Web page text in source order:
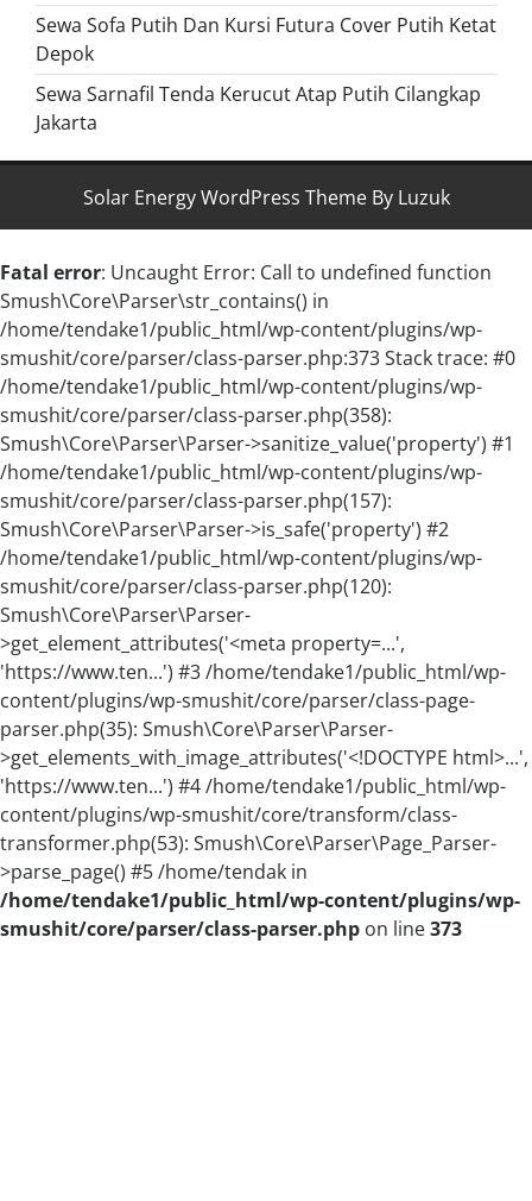
Sewa Sofa Putih Dan Kursi Futura Cover Putih Ketat
Depok
Sewa Sarnafil Tenda Kerucut Atap Putih Cilangkap
Jakarta
Solar Energy WordPress Theme By Luzuk
Fatal error: Uncaught Error: Call to undefined function
Smush\Core\Parser\str_contains() in
/home/tendake1/public_html/wp-content/plugins/wp-
smushit/core/parser/class-parser.php:373 Stack trace: #0
/home/tendake1/public_html/wp-content/plugins/wp-
smushit/core/parser/class-parser.php(358):
Smush\Core\Parser\Parser->sanitize_value('property') #1
/home/tendake1/public_html/wp-content/plugins/wp-
smushit/core/parser/class-parser.php(157):
Smush\Core\Parser\Parser->is_safe('property') #2
/home/tendake1/public_html/wp-content/plugins/wp-
smushit/core/parser/class-parser.php(120):
Smush\Core\Parser\Parser-
>get_element_attributes('<meta property=...',
'https://www.ten...') #3 /home/tendake1/public_html/wp-
content/plugins/wp-smushit/core/parser/class-page-
parser.php(35): Smush\Core\Parser\Parser-
>get_elements_with_image_attributes('<!DOCTYPE html>...',
'https://www.ten...') #4 /home/tendake1/public_html/wp-
content/plugins/wp-smushit/core/transform/class-
transformer.php(53): Smush\Core\Parser\Page_Parser-
>parse_page() #5 /home/tendak in
/home/tendake1/public_html/wp-content/plugins/wp-
smushit/core/parser/class-parser.php on line373